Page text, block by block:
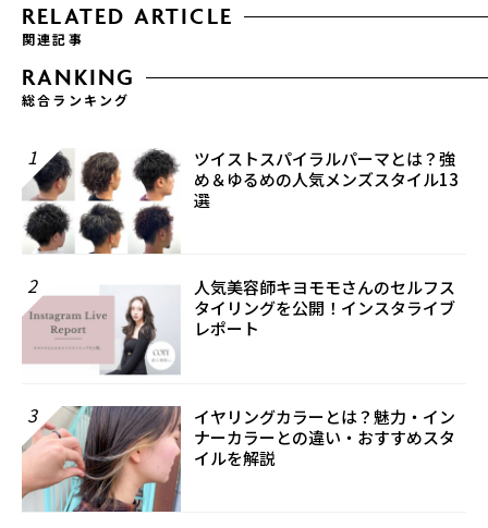
RELATED ARTICLE
関連記事
RANKING
総合ランキング
1
ツイストスパイラルパーマとは？強
め＆ゆるめの人気メンズスタイル13
選
2
人気美容師キヨモモさんのセルフス
タイリングを公開！インスタライブ
レポート
3
イヤリングカラーとは？魅力・イン
ナーカラーとの違い・おすすめスタ
イルを解説